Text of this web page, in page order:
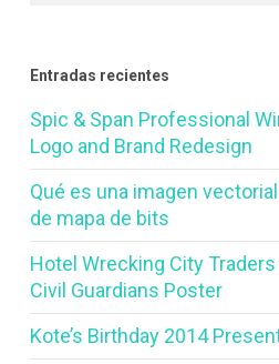
Entradas recientes
Spic & Span Professional
Logo and Brand Redesign
Qué es una imagen
de mapa de bits
Hotel Wrecking City
Civil Guardians Poster
Kote’s Birthday 2014